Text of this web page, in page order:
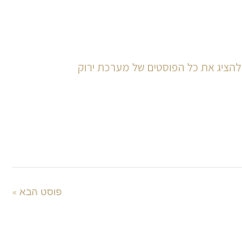
להציג את כל הפוסטים של מערכת ירוק
פוסט הבא »